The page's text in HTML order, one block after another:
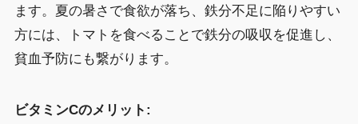
ます。夏の暑さで食欲が落ち、鉄分不足に陥りやすい
方には、トマトを食べることで鉄分の吸収を促進し、
貧血予防にも繋がります。
ビタミンCのメリット: